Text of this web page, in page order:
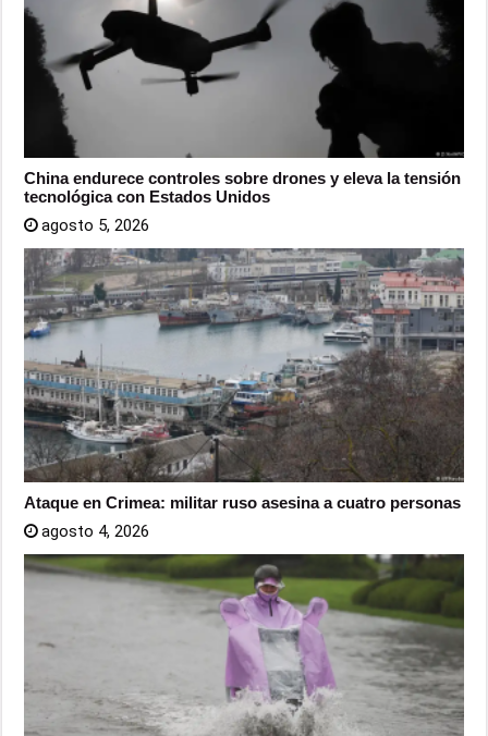
China endurece controles sobre drones y eleva la tensión
tecnológica con Estados Unidos
agosto 5, 2026
Ataque en Crimea: militar ruso asesina a cuatro personas
agosto 4, 2026